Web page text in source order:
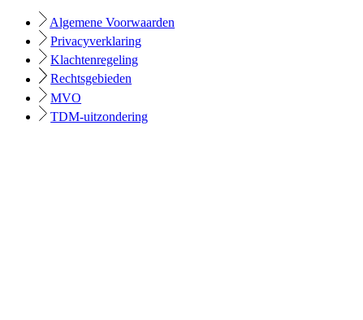
Algemene Voorwaarden
Privacyverklaring
Klachtenregeling
Rechtsgebieden
MVO
TDM-uitzondering